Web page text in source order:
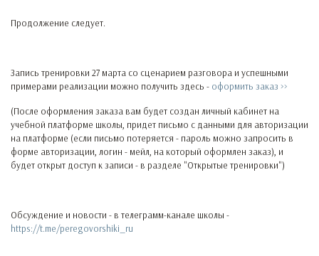
Продолжение следует.
Запись тренировки 27 марта со сценарием разговора и успешными
примерами реализации можно получить здесь - оформить заказ >>
(После оформления заказа вам будет создан личный кабинет на
учебной платформе школы, придет письмо с данными для авторизации
на платформе (если письмо потеряется - пароль можно запросить в
форме авторизации, логин - мейл, на который оформлен заказ), и
будет открыт доступ к записи - в разделе "Открытые тренировки")
Обсуждение и новости - в телеграмм-канале школы -
https://t.me/peregovorshiki_ru